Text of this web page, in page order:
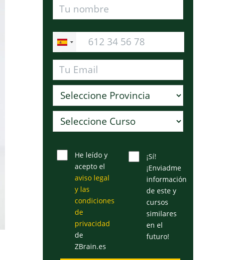
He leído y
acepto el
aviso legal
y las
condiciones
de
privacidad
de
ZBrain.es
¡Sí!
¡Enviadme
información
de este y
cursos
similares
en el
futuro!